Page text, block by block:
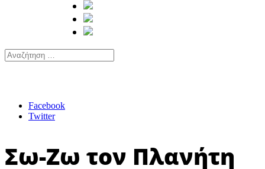
Facebook
Twitter
Σω-Ζω τον Πλανήτη